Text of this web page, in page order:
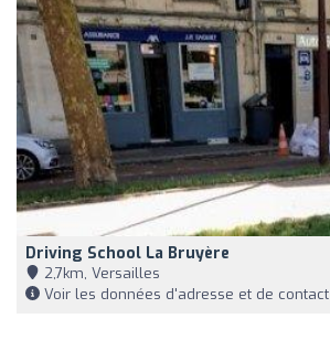
Driving School La Bruyère
2,7km, Versailles
Voir les données d'adresse et de contact